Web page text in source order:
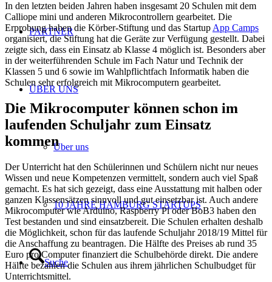
PARTNER
ÜBER UNS
Über uns
10 JAHRE HAMBURG STARTUPS
Suche
In den letzten beiden Jahren haben insgesamt 20 Schulen mit dem
Calliope mini und anderen Mikrocontrollern gearbeitet. Die
Erprobung haben die Körber-Stiftung und das Startup App Camps
organisiert, die Stiftung hat die Geräte zur Verfügung gestellt. Dabei
zeigte sich, dass ein Einsatz ab Klasse 4 möglich ist. Besonders aber
in der weiterführenden Schule im Fach Natur und Technik der
Klassen 5 und 6 sowie im Wahlpflichtfach Informatik haben die
Schulen sehr erfolgreich mit Mikrocomputern gearbeitet.
Die Mikrocomputer können schon im
laufenden Schuljahr zum Einsatz
kommen
Der Unterricht hat den Schülerinnen und Schülern nicht nur neues
Wissen und neue Kompetenzen vermittelt, sondern auch viel Spaß
gemacht. Es hat sich gezeigt, dass eine Ausstattung mit halben oder
ganzen Klassensätzen sinnvoll und gut einsetzbar ist. Auch andere
Mikrocomputer wie Arduino, Raspberry Pi oder BoB3 haben den
Test bestanden und sind einsatzbereit. Die Schulen erhalten deshalb
die Möglichkeit, schon für das laufende Schuljahr 2018/19 Mittel für
die Anschaffung zu beantragen. Die Hälfte des Preises ab rund 35
Euro pro Computer finanziert die Schulbehörde direkt. Die andere
Hälfte bezahlen die Schulen aus ihrem jährlichen Schulbudget für
Unterrichtsmittel.